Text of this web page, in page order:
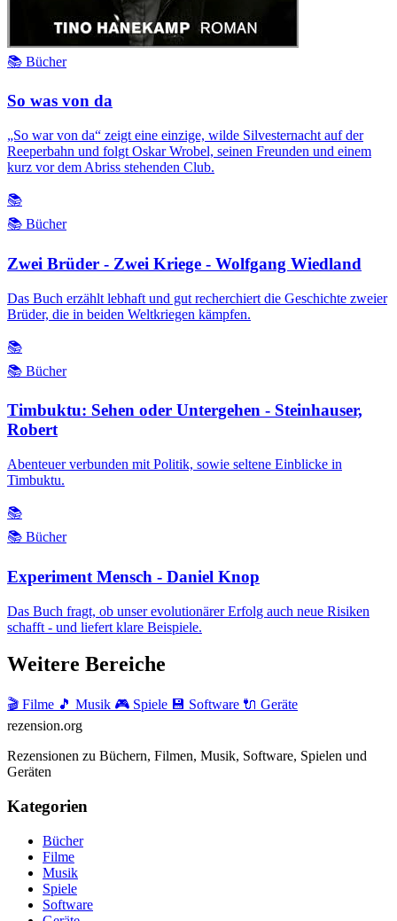
📚 Bücher
So was von da
„So war von da“ zeigt eine einzige, wilde Silvesternacht auf der
Reeperbahn und folgt Oskar Wrobel, seinen Freunden und einem
kurz vor dem Abriss stehenden Club.
📚
📚 Bücher
Zwei Brüder - Zwei Kriege - Wolfgang Wiedland
Das Buch erzählt lebhaft und gut recherchiert die Geschichte zweier
Brüder, die in beiden Weltkriegen kämpfen.
📚
📚 Bücher
Timbuktu: Sehen oder Untergehen - Steinhauser,
Robert
Abenteuer verbunden mit Politik, sowie seltene Einblicke in
Timbuktu.
📚
📚 Bücher
Experiment Mensch - Daniel Knop
Das Buch fragt, ob unser evolutionärer Erfolg auch neue Risiken
schafft - und liefert klare Beispiele.
Weitere Bereiche
🎬 Filme 🎵 Musik 🎮 Spiele 💾 Software 🔌 Geräte
rezension.org
Rezensionen zu Büchern, Filmen, Musik, Software, Spielen und
Geräten
Kategorien
Bücher
Filme
Musik
Spiele
Software